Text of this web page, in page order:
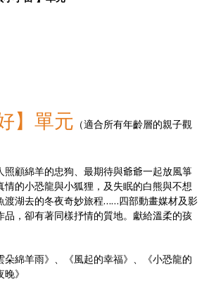
】單元 （適合所有年齡層的親子觀
照顧綿羊的忠狗、最期待與爺爺一起放風箏
情的小恐龍與小狐狸，及失眠的白熊與不想
渡湖去的冬夜奇妙旅程……四部動畫媒材及影
品，卻有著同樣抒情的質地。獻給溫柔的孩
朵綿羊雨》、《風起的幸福》、《小恐龍的
》